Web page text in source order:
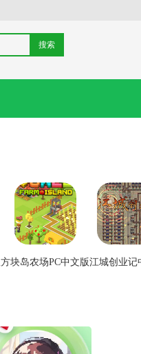
搜索
方块岛农场PC中文版江城创业记